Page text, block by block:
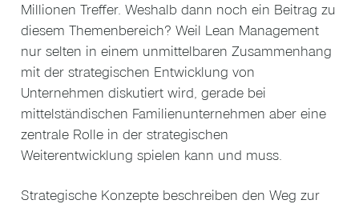
Millionen Treffer. Weshalb dann noch ein Beitrag zu
diesem Themenbereich? Weil Lean Management
nur selten in einem unmittelbaren Zusammenhang
mit der strategischen Entwicklung von
Unternehmen diskutiert wird, gerade bei
mittelständischen Familienunternehmen aber eine
zentrale Rolle in der strategischen
Weiterentwicklung spielen kann und muss.
Strategische Konzepte beschreiben den Weg zur